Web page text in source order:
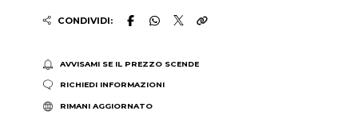
CONDIVIDI:
AVVISAMI SE IL PREZZO SCENDE
RICHIEDI INFORMAZIONI
RIMANI AGGIORNATO